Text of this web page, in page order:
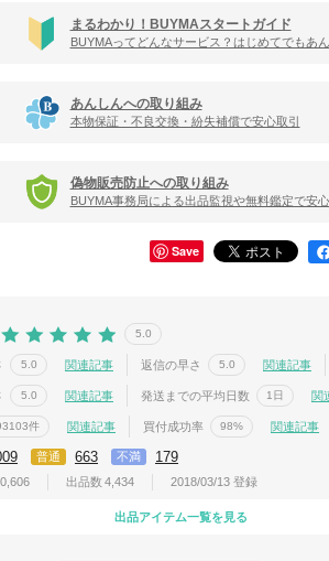
まるわかり！BUYMAスタートガイド
BUYMAってどんなサービス？はじめてでもあん
あんしんへの取り組み
本物保証・不良交換・紛失補償で安心取引
偽物販売防止への取り組み
BUYMA事務局による出品監視や無料鑑定で安心
Save
5.0
5.0 関連記事 返信の早さ 5.0 関連記事
5.0 関連記事 発送までの平均日数 1日 関
件 関連記事 買付成功率 98% 関連記事
普通 663 不満 179
出品数 4,434 2018/03/13 登録
出品アイテム一覧を見る